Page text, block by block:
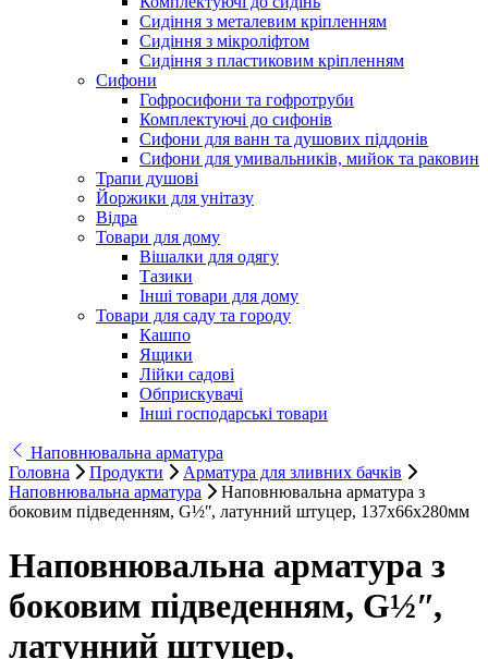
Сидіння з металевим кріпленням
Сидіння з мікроліфтом
Сидіння з пластиковим кріпленням
Сифони
Гофросифони та гофротруби
Комплектуючі до сифонів
Сифони для ванн та душових піддонів
Сифони для умивальників, мийок та раковин
Трапи душові
Йоржики для унітазу
Відра
Товари для дому
Вішалки для одягу
Тазики
Інші товари для дому
Товари для саду та городу
Кашпо
Ящики
Лійки садові
Обприскувачі
Інші господарські товари
Наповнювальна арматура
Головна
Продукти
Арматура для зливних бачків
Наповнювальна арматура
Наповнювальна арматура з
боковим підведенням, G½ʺ, латунний штуцер, 137х66х280мм
Наповнювальна арматура з
боковим підведенням, G½ʺ,
латунний штуцер,